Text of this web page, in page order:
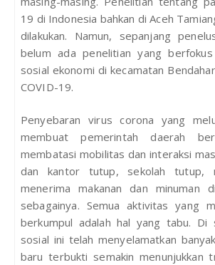
19 di Indonesia bahkan di Aceh
dilakukan. Namun, sepanjang
belum ada penelitian yang
sosial ekonomi di kecamatan
COVID-19.
Penyebaran virus corona yang
membuat pemerintah daerah
membatasi mobilitas dan interaksi
dan kantor tutup, sekolah tutup,
menerima makanan dan minuman
sebagainya. Semua aktivitas yang
berkumpul adalah hal yang tabu. Di
sosial ini telah menyelamatkan
baru terbukti semakin menunjukkan